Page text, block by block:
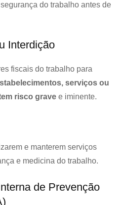
do trabalho antes de
Interdição
fiscais do trabalho para
serviços ou
risco grave e iminente.
e manterem serviços
e medicina do trabalho.
de Prevenção